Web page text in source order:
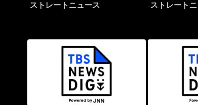
ストレートニュース ストレート